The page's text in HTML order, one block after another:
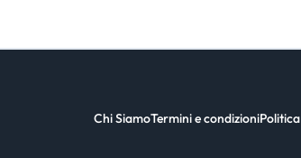
Chi SiamoTermini e condizioni